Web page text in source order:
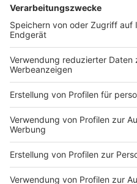
sich
https://plus.rtl.de/video-
der-offizielle-video-podcast-
Princess Charming
sollte durchaus
verrät uns, wen sie aus
findet, warum sie nicht
Bubble ist und was es
auf sich hat. Dieser Podcast wird vermarktet von
Julep Media: sales@julep.de Wir
Zusammenhang mit
Podcasts Daten. Wenn
Übermittlung der Daten
melden Sie sich hier: